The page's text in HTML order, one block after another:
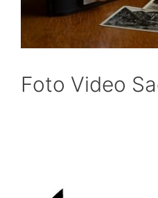
Foto Video